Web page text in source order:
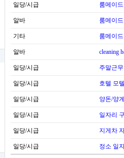
일당/시급 룸메이
알바 룸메이
기타 룸메이
알바 cleaning
일당/시급 주말근
일당/시급 호텔 모
일당/시급 양돈/양
일당/시급 일자리
일당/시급 지게차
일당/시급 정소 일